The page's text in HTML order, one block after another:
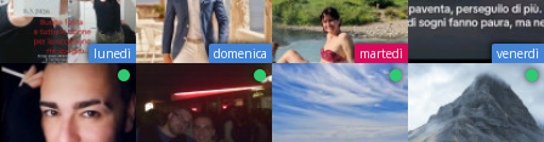
lunedì domenica martedì venerdì